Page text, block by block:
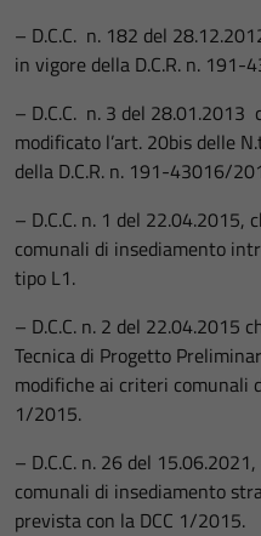
– D.C.C. n. 182 del
in vigore della D.C.R. n.
– D.C.C. n. 3 del
modificato l’art. 20bis delle
della D.C.R. n. 191-43016/
– D.C.C. n. 1 del
comunali di insediamento
tipo L1.
– D.C.C. n. 2 del 22.04.2015
Tecnica di Progetto
modifiche ai criteri comunali
1/2015.
– D.C.C. n. 26 del
comunali di insediamento
prevista con la DCC 1/2015.